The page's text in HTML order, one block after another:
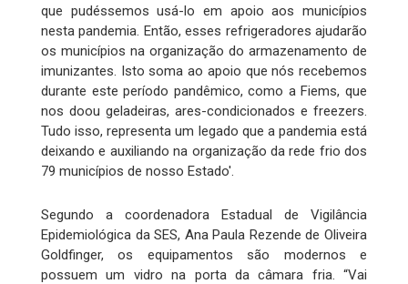
que pudéssemos usá-lo em apoio aos municípios
nesta pandemia. Então, esses refrigeradores ajudarão
os municípios na organização do armazenamento de
imunizantes. Isto soma ao apoio que nós recebemos
durante este período pandêmico, como a Fiems, que
nos doou geladeiras, ares-condicionados e freezers.
Tudo isso, representa um legado que a pandemia está
deixando e auxiliando na organização da rede frio dos
79 municípios de nosso Estado'.
Segundo a coordenadora Estadual de Vigilância
Epidemiológica da SES, Ana Paula Rezende de Oliveira
Goldfinger, os equipamentos são modernos e
possuem um vidro na porta da câmara fria. “Vai